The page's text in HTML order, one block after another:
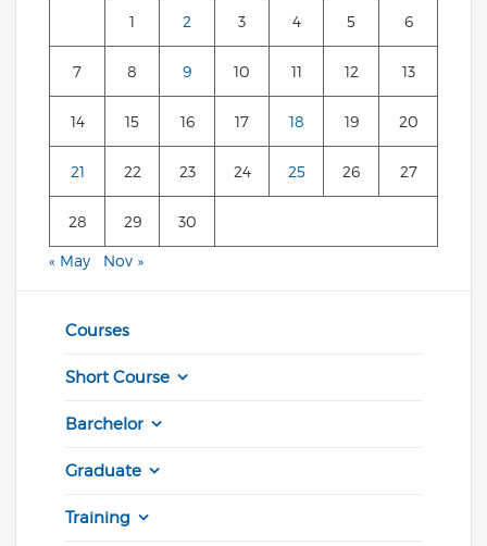
1 2 3 4 5 6
7 8 9 10 11 12 13
14 15 16 17 18 19 20
21 22 23 24 25 26 27
28 29 30
« May Nov »
Courses
Short Course
Barchelor
Graduate
Training